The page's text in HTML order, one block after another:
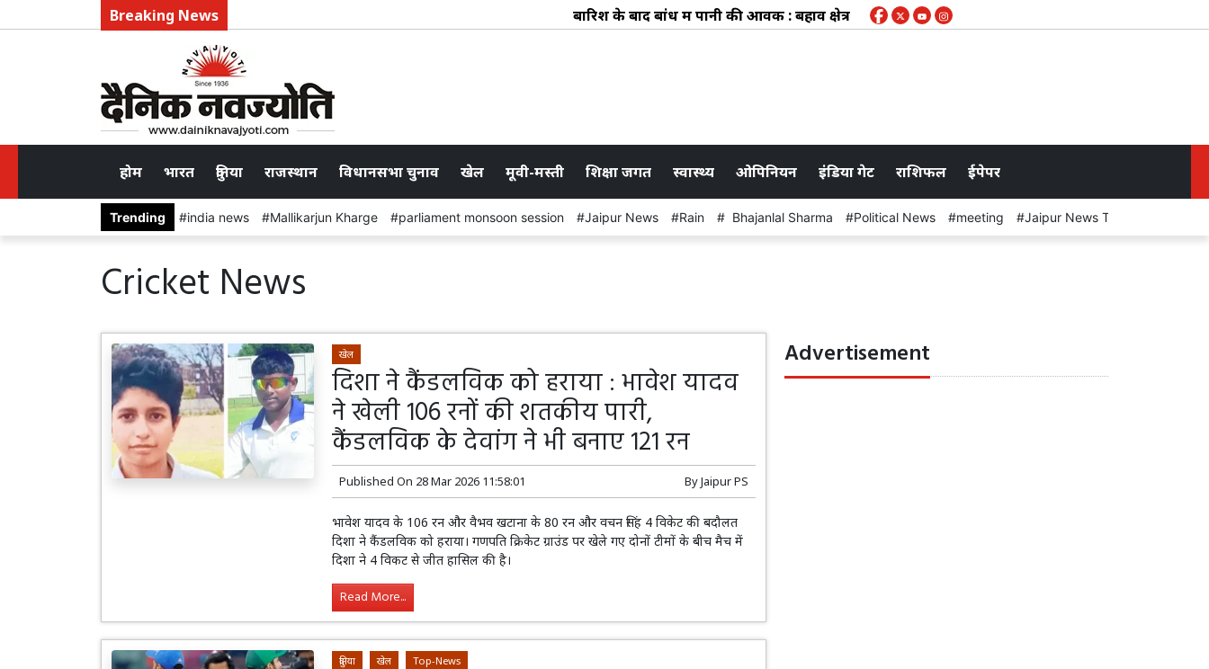
Breaking News बारिश के बाद बांध में पानी की आवक : बहाव क्षेत्र के करीब 50 गांवों के लिए चेतावनी जारी, कभी भी खुल सकते हैं बांध
होम भारत दुनिया राजस्थान विधानसभा चुनाव खेल मूवी-मस्ती शिक्षा जगत स्वास्थ्य ओपिनियन इंडिया गेट राशिफल ईपेपर
Trending india news Mallikarjun Kharge parliament monsoon session Jaipur News Rain Bhajanlal Sharma Political News meeting Jaipur News Today
Cricket News
खेल
दिशा ने कैंडलविक को हराया : भावेश यादव
ने खेली 106 रनों की शतकीय पारी,
कैंडलविक के देवांग ने भी बनाए 121 रन
Published On 28 Mar 2026 11:58:01 ByJaipur PS
भावेश यादव के 106 रन और वैभव खटाना के 80 रन और वचन सिंह 4 विकेट की बदौलत
दिशा ने कैंडलविक को हराया। गणपति क्रिकेट ग्राउंड पर खेले गए दोनों टीमों के बीच मैच में
दिशा ने 4 विकट से जीत हासिल की है।
Read More...
दुनिया खेल Top-News
Advertisement